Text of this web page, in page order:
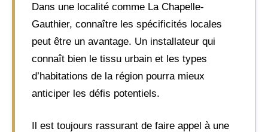
Dans une localité comme La Chapelle-
Gauthier, connaître les spécificités locales
peut être un avantage. Un installateur qui
connaît bien le tissu urbain et les types
d’habitations de la région pourra mieux
anticiper les défis potentiels.
Il est toujours rassurant de faire appel à une